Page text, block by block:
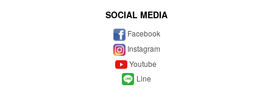
SOCIAL MEDIA
Facebook
Instagram
Youtube
Line